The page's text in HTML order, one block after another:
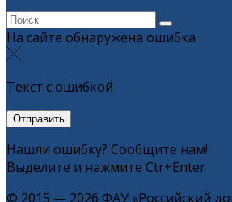
На сайте обнаружена ошибка
Текст с ошибкой
Нашли ошибку? Сообщите нам!
Выделите и нажмите Ctr+Enter
© 2015 — 2026 ФАУ «Российский